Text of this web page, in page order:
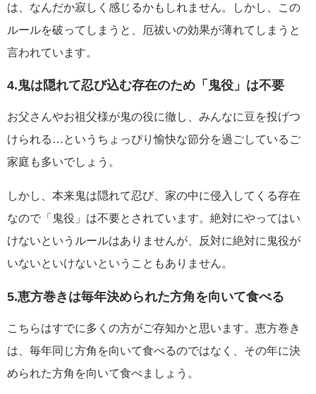
は、なんだか寂しく感じるかもしれません。しかし、この
ルールを破ってしまうと、厄祓いの効果が薄れてしまうと
言われています。
4.鬼は隠れて忍び込む存在のため「鬼役」は不要
お父さんやお祖父様が鬼の役に徹し、みんなに豆を投げつ
けられる…というちょっぴり愉快な節分を過ごしているご
家庭も多いでしょう。
しかし、本来鬼は隠れて忍び、家の中に侵入してくる存在
なので「鬼役」は不要とされています。絶対にやってはい
けないというルールはありませんが、反対に絶対に鬼役が
いないといけないということもありません。
5.恵方巻きは毎年決められた方角を向いて食べる
こちらはすでに多くの方がご存知かと思います。恵方巻き
は、毎年同じ方角を向いて食べるのではなく、その年に決
められた方角を向いて食べましょう。